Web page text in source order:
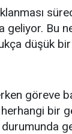
geliyor. Bu
düşük
göreve
bir